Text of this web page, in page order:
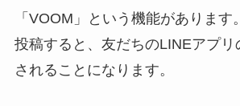
「VOOM」という機能がありま
投稿すると、友だちのLINEアプ
されることになります。